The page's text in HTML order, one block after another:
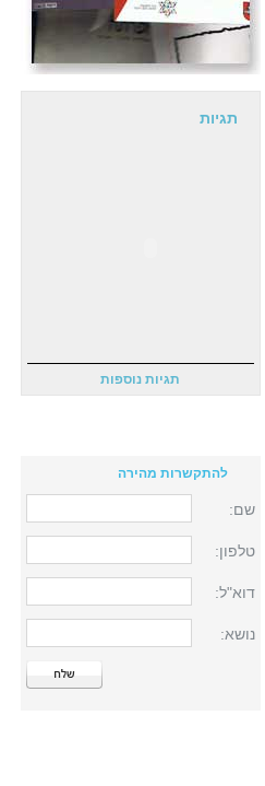
תגיות
תגיות נוספות
להתקשרות מהירה
שם:
טלפון:
דוא"ל:
נושא: